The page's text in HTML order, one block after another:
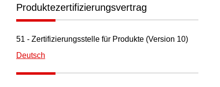
Produktezertifizierungsvertrag
51 - Zertifizierungsstelle für Produkte (Version 10)
Deutsch